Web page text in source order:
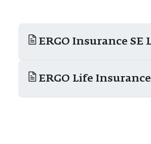
ERGO Insurance SE
ERGO Life